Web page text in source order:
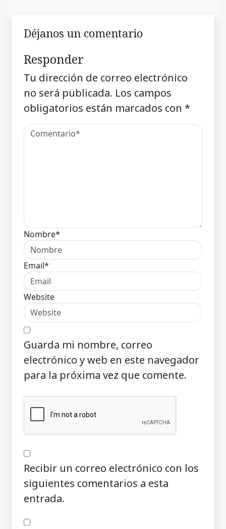
Déjanos un comentario
Responder
Tu dirección de correo electrónico
no será publicada. Los campos
obligatorios están marcados con *
Nombre*
Email*
Website
Guarda mi nombre, correo
electrónico y web en este navegador
para la próxima vez que comente.
Recibir un correo electrónico con los
siguientes comentarios a esta
entrada.